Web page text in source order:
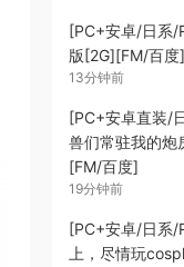
[PC+安卓/日系/
版[2G][FM/百度]
13分钟前
[PC+安卓直装/
兽们常驻我的炮
[FM/百度]
19分钟前
[PC+安卓/日系/
上，尽情玩